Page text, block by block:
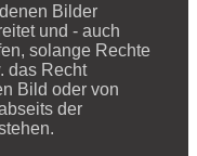
Bilder
und - auch
solange Rechte
das Recht
Bild oder von
der